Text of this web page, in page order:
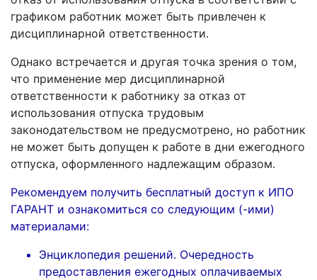
графиком работник может быть привлечен к
дисциплинарной ответственности.
Однако встречается и другая точка зрения о том,
что применение мер дисциплинарной
ответственности к работнику за отказ от
использования отпуска трудовым
законодательством не предусмотрено, но работник
не может быть допущен к работе в дни ежегодного
отпуска, оформленного надлежащим образом.
Рекомендуем получить бесплатный доступ к ИПО
ГАРАНТ и ознакомиться со следующим (-ими)
материалами:
Энциклопедия решений. Очередность
предоставления ежегодных оплачиваемых